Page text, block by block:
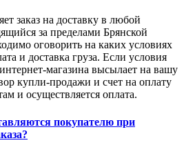
заказ на доставку в любой
за пределами Брянской
оговорить на каких условиях
и доставка груза. Если условия
магазина высылает на вашу
купли-продажи и счет на оплату
и осуществляется оплата.
покупателю при